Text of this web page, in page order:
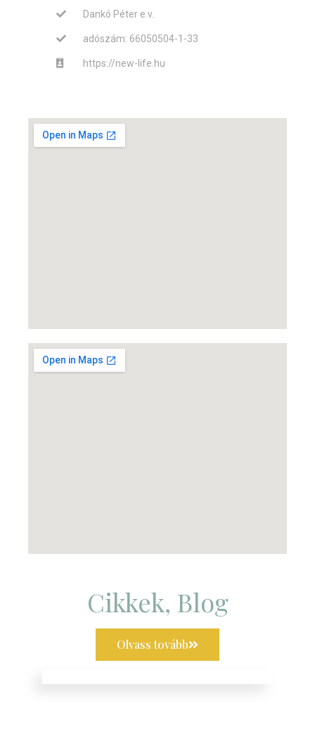
Dankó Péter e.v.
adószám: 66050504-1-33
https://new-life.hu
Cikkek, Blog
Olvass tovább